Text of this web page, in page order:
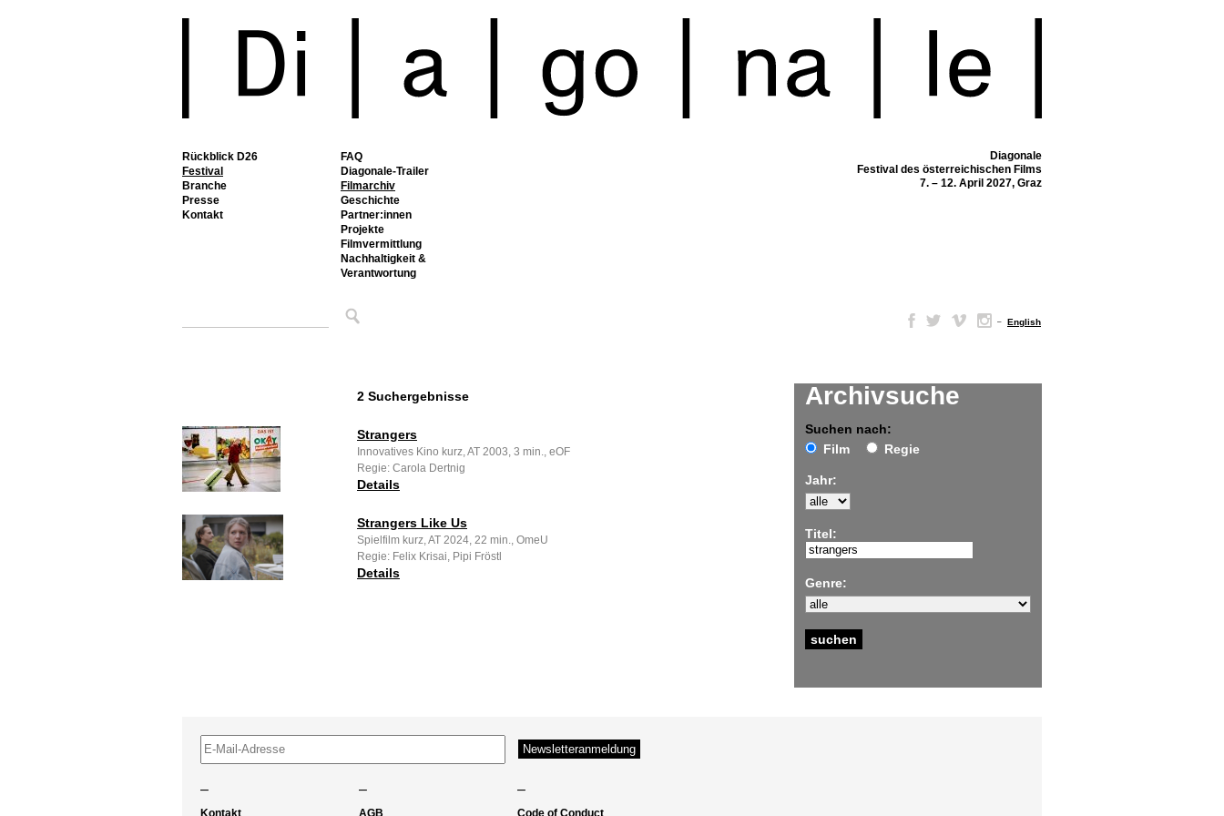
Rückblick D26
Festival
FAQ
Diagonale-Trailer
Filmarchiv
Geschichte
Partner:innen
Projekte
Filmvermittlung
Nachhaltigkeit &
Verantwortung
Branche
Presse
Kontakt
Diagonale
Festival des österreichischen Films
7. – 12. April 2027, Graz
– English
Archivsuche
Suchen nach:
Film
Regie
Jahr:
Titel:
Genre:
2 Suchergebnisse
Strangers
Innovatives Kino kurz, AT 2003, 3 min., eOF
Regie: Carola Dertnig
Details
Strangers Like Us
Spielfilm kurz, AT 2024, 22 min., OmeU
Regie: Felix Krisai, Pipi Fröstl
Details
– – –
Kontakt AGB Code of Conduct